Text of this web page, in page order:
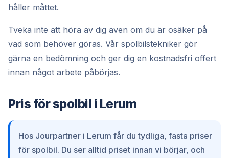
håller måttet.
Tveka inte att höra av dig även om du är osäker på
vad som behöver göras. Vår spolbilstekniker gör
gärna en bedömning och ger dig en kostnadsfri offert
innan något arbete påbörjas.
Pris för spolbil i Lerum
Hos Jourpartner i Lerum får du tydliga, fasta priser
för spolbil. Du ser alltid priset innan vi börjar, och